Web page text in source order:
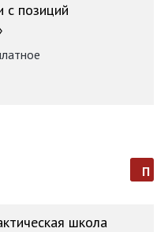
с позиций
п
школа